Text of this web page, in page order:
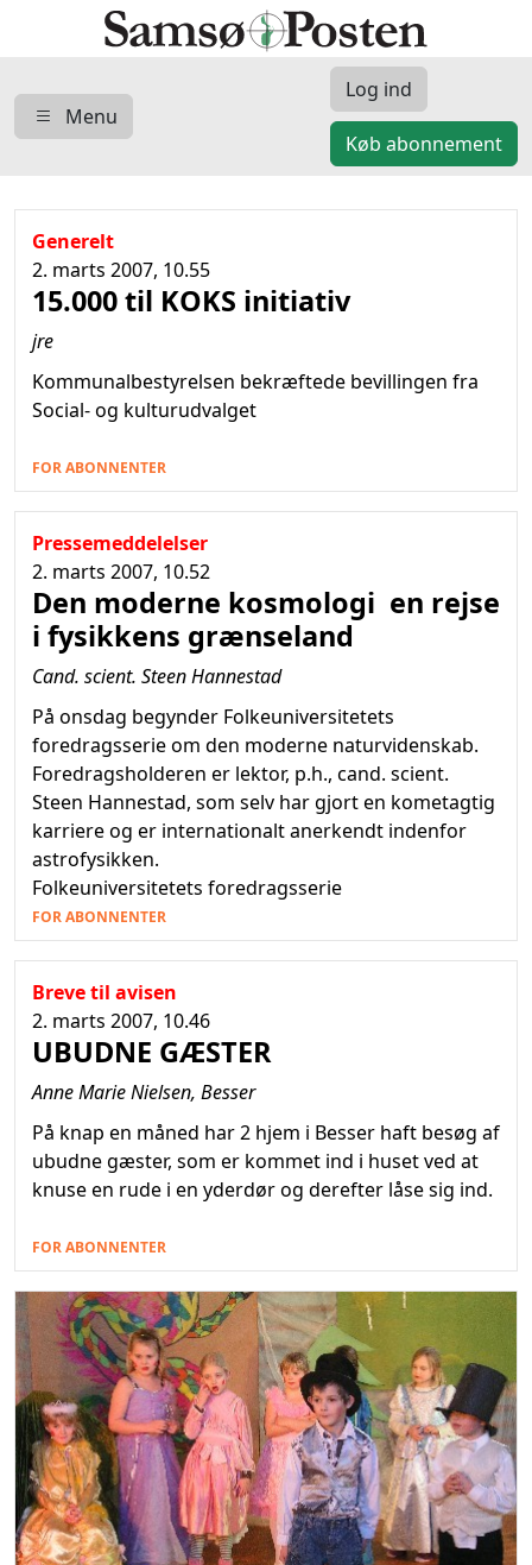
Menu
Log ind
Køb abonnement
Generelt
2. marts 2007, 10.55
15.000 til KOKS initiativ
jre
Kommunalbestyrelsen bekræftede bevillingen fra
Social- og kulturudvalget
FOR ABONNENTER
Pressemeddelelser
2. marts 2007, 10.52
Den moderne kosmologi  en rejse
i fysikkens grænseland
Cand. scient. Steen Hannestad
På onsdag begynder Folkeuniversitetets
foredragsserie om den moderne naturvidenskab.
Foredragsholderen er lektor, p.h., cand. scient.
Steen Hannestad, som selv har gjort en kometagtig
karriere og er internationalt anerkendt indenfor
astrofysikken.
Folkeuniversitetets foredragsserie
FOR ABONNENTER
Breve til avisen
2. marts 2007, 10.46
UBUDNE GÆSTER
Anne Marie Nielsen, Besser
På knap en måned har 2 hjem i Besser haft besøg af
ubudne gæster, som er kommet ind i huset ved at
knuse en rude i en yderdør og derefter låse sig ind.
FOR ABONNENTER